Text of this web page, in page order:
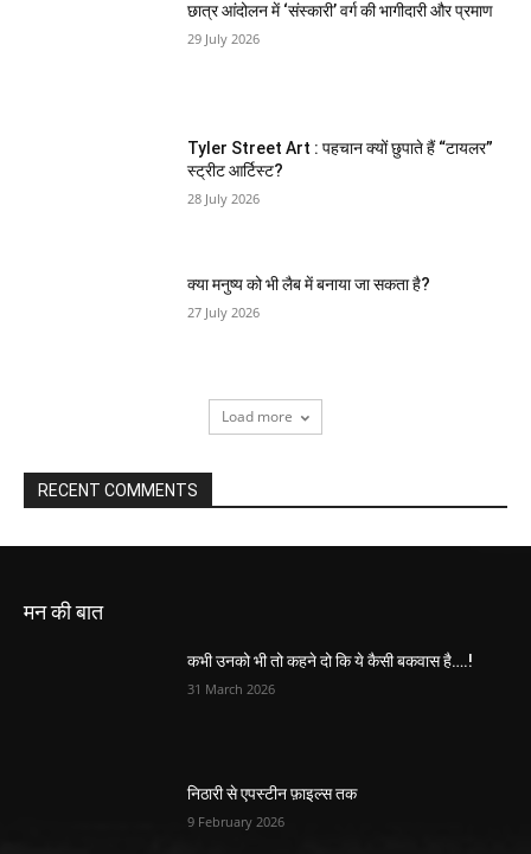
छात्र आंदोलन में ‘संस्कारी’ वर्ग की भागीदारी और प्रमाण
29 July 2026
Tyler Street Art : पहचान क्यों छुपाते हैं “टायलर”
स्ट्रीट आर्टिस्ट?
28 July 2026
क्या मनुष्य को भी लैब में बनाया जा सकता है?
27 July 2026
Load more
RECENT COMMENTS
मन की बात
कभी उनको भी तो कहने दो कि ये कैसी बकवास है….!
31 March 2026
निठारी से एपस्टीन फ़ाइल्स तक
9 February 2026